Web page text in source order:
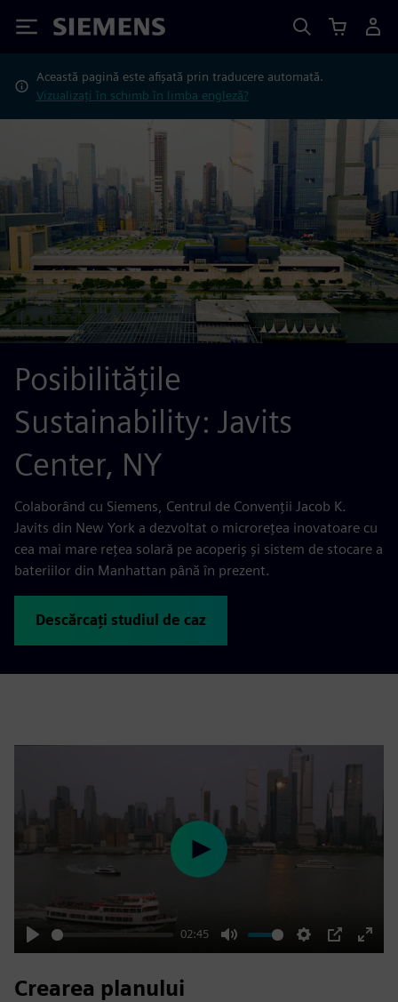
Siemens
Această pagină este afișată prin traducere automată.
Vizualizați în schimb în limba engleză?
Posibilitățile
Sustainability: Javits
Center, NY
Colaborând cu Siemens, Centrul de Convenții Jacob K.
Javits din New York a dezvoltat o microrețea inovatoare cu
cea mai mare rețea solară pe acoperiș și sistem de stocare a
bateriilor din Manhattan până în prezent.
Descărcați studiul de caz
Play
02:45
Mute Settings
PIP
Enter
Play
Crearea planului